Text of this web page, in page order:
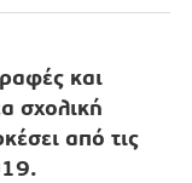
και
σχολική
από τις